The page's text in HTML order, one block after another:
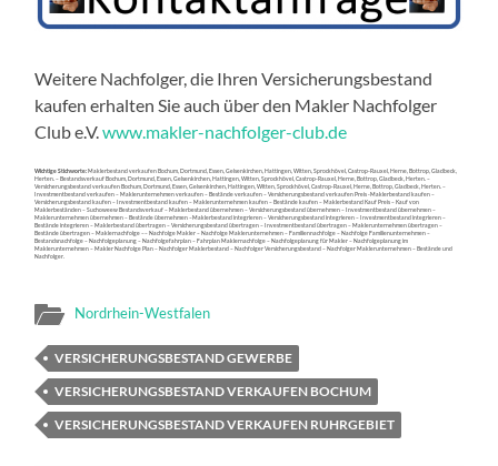
Weitere Nachfolger, die Ihren Versicherungsbestand
kaufen erhalten Sie auch über den Makler Nachfolger
Club e.V.www.makler-nachfolger-club.de
Wichtige Stichworte:Maklerbestand verkaufen Bochum, Dortmund, Essen, Gelsenkirchen, Hattingen, Witten, Sprockhövel, Castrop-Rauxel, Herne, Bottrop, Gladbeck,
Herten. – Bestandsverkauf Bochum, Dortmund, Essen, Gelsenkirchen, Hattingen, Witten, Sprockhövel, Castrop-Rauxel, Herne, Bottrop, Gladbeck, Herten. –
Versicherungsbestand verkaufen Bochum, Dortmund, Essen, Gelsenkirchen, Hattingen, Witten, Sprockhövel, Castrop-Rauxel, Herne, Bottrop, Gladbeck, Herten. –
Investmentbestand verkaufen – Maklerunternehmen verkaufen – Bestände verkaufen – Versicherungsbestand verkaufen Preis -Maklerbestand kaufen –
Versicherungsbestand kaufen – Investmentbestand kaufen – Maklerunternehmen kaufen – Bestände kaufen – Maklerbestand Kauf Preis – Kauf von
Maklerbeständen – Suchoweew Bestandsverkauf – Maklerbestand übernehmen – Versicherungsbestand übernehmen – Investmentbestand übernehmen –
Maklerunternehmen übernehmen – Bestände übernehmen –Maklerbestand integrieren – Versicherungsbestand integrieren – Investmentbestand integrieren –
Bestände integrieren – Maklerbestand übertragen – Versicherungsbestand übertragen – Investmentbestand übertragen – Maklerunternehmen übertragen –
Bestände übertragen – Maklernachfolge –– Nachfolge Makler – Nachfolge Maklerunternehmen – Familiennachfolge – Nachfolge Familienunternehmen –
Bestandsnachfolge – Nachfolgeplanung – Nachfolgefahrplan – Fahrplan Maklernachfolge – Nachfolgeplanung für Makler – Nachfolgeplanung im
Maklerunternehmen – Makler Nachfolge Plan – Nachfolger Maklerbestand – Nachfolger Versicherungsbestand – Nachfolger Maklerunternehmen – Bestände und
Nachfolger.
Nordrhein-Westfalen
VERSICHERUNGSBESTAND GEWERBE
VERSICHERUNGSBESTAND VERKAUFEN BOCHUM
VERSICHERUNGSBESTAND VERKAUFEN RUHRGEBIET